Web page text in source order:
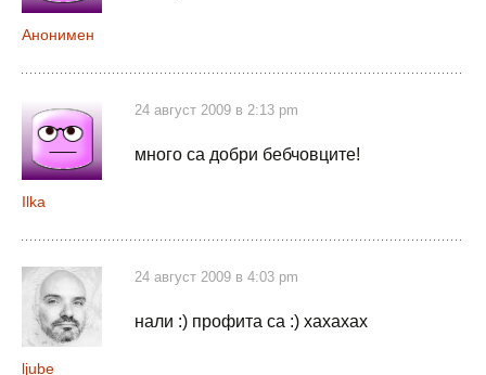
Анонимен
Ilka
24 август 2009 в 2:13 pm
много са добри бебчовците!
ljube
24 август 2009 в 4:03 pm
нали :) профита са :) хахахах